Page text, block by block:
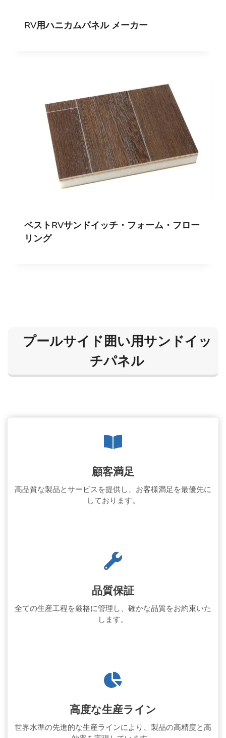
RV用ハニカムパネル メーカー
ベストRVサンドイッチ・フォーム・フロー
リング
プールサイド囲い用サンドイッ
チパネル
顧客満足
高品質な製品とサービスを提供し、お客様満足を最優先に
しております。
品質保証
全ての生産工程を厳格に管理し、確かな品質をお約束いた
します。
高度な生産ライン
世界水準の先進的な生産ラインにより、製品の高精度と高